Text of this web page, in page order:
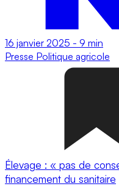
16 janvier 2025 - 9 min
Presse Politique agricole
Élevage : « pas de
financement du sanitaire